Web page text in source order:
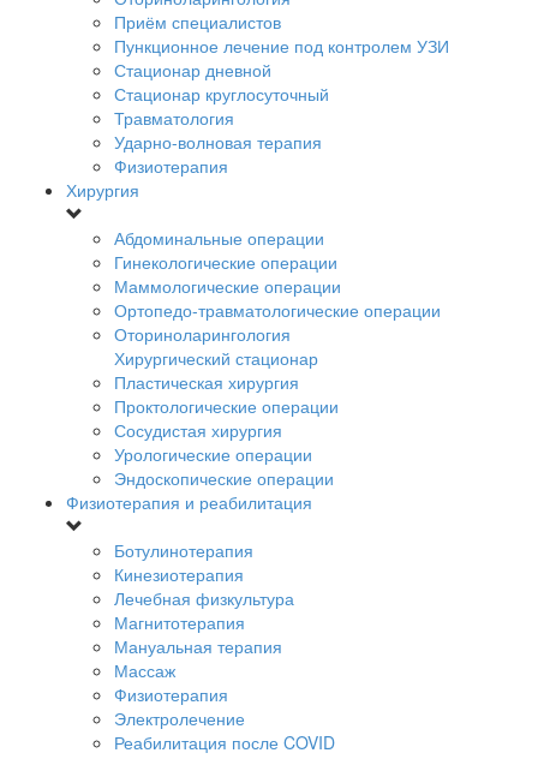
Приём специалистов
Пункционное лечение под контролем УЗИ
Стационар дневной
Стационар круглосуточный
Травматология
Ударно-волновая терапия
Физиотерапия
Хирургия
Абдоминальные операции
Гинекологические операции
Маммологические операции
Ортопедо-травматологические операции
Оториноларингология
Хирургический стационар
Пластическая хирургия
Проктологические операции
Сосудистая хирургия
Урологические операции
Эндоскопические операции
Физиотерапия и реабилитация
Ботулинотерапия
Кинезиотерапия
Лечебная физкультура
Магнитотерапия
Мануальная терапия
Массаж
Физиотерапия
Электролечение
Реабилитация после COVID